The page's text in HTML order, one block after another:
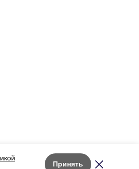
Принять
Лента новостей